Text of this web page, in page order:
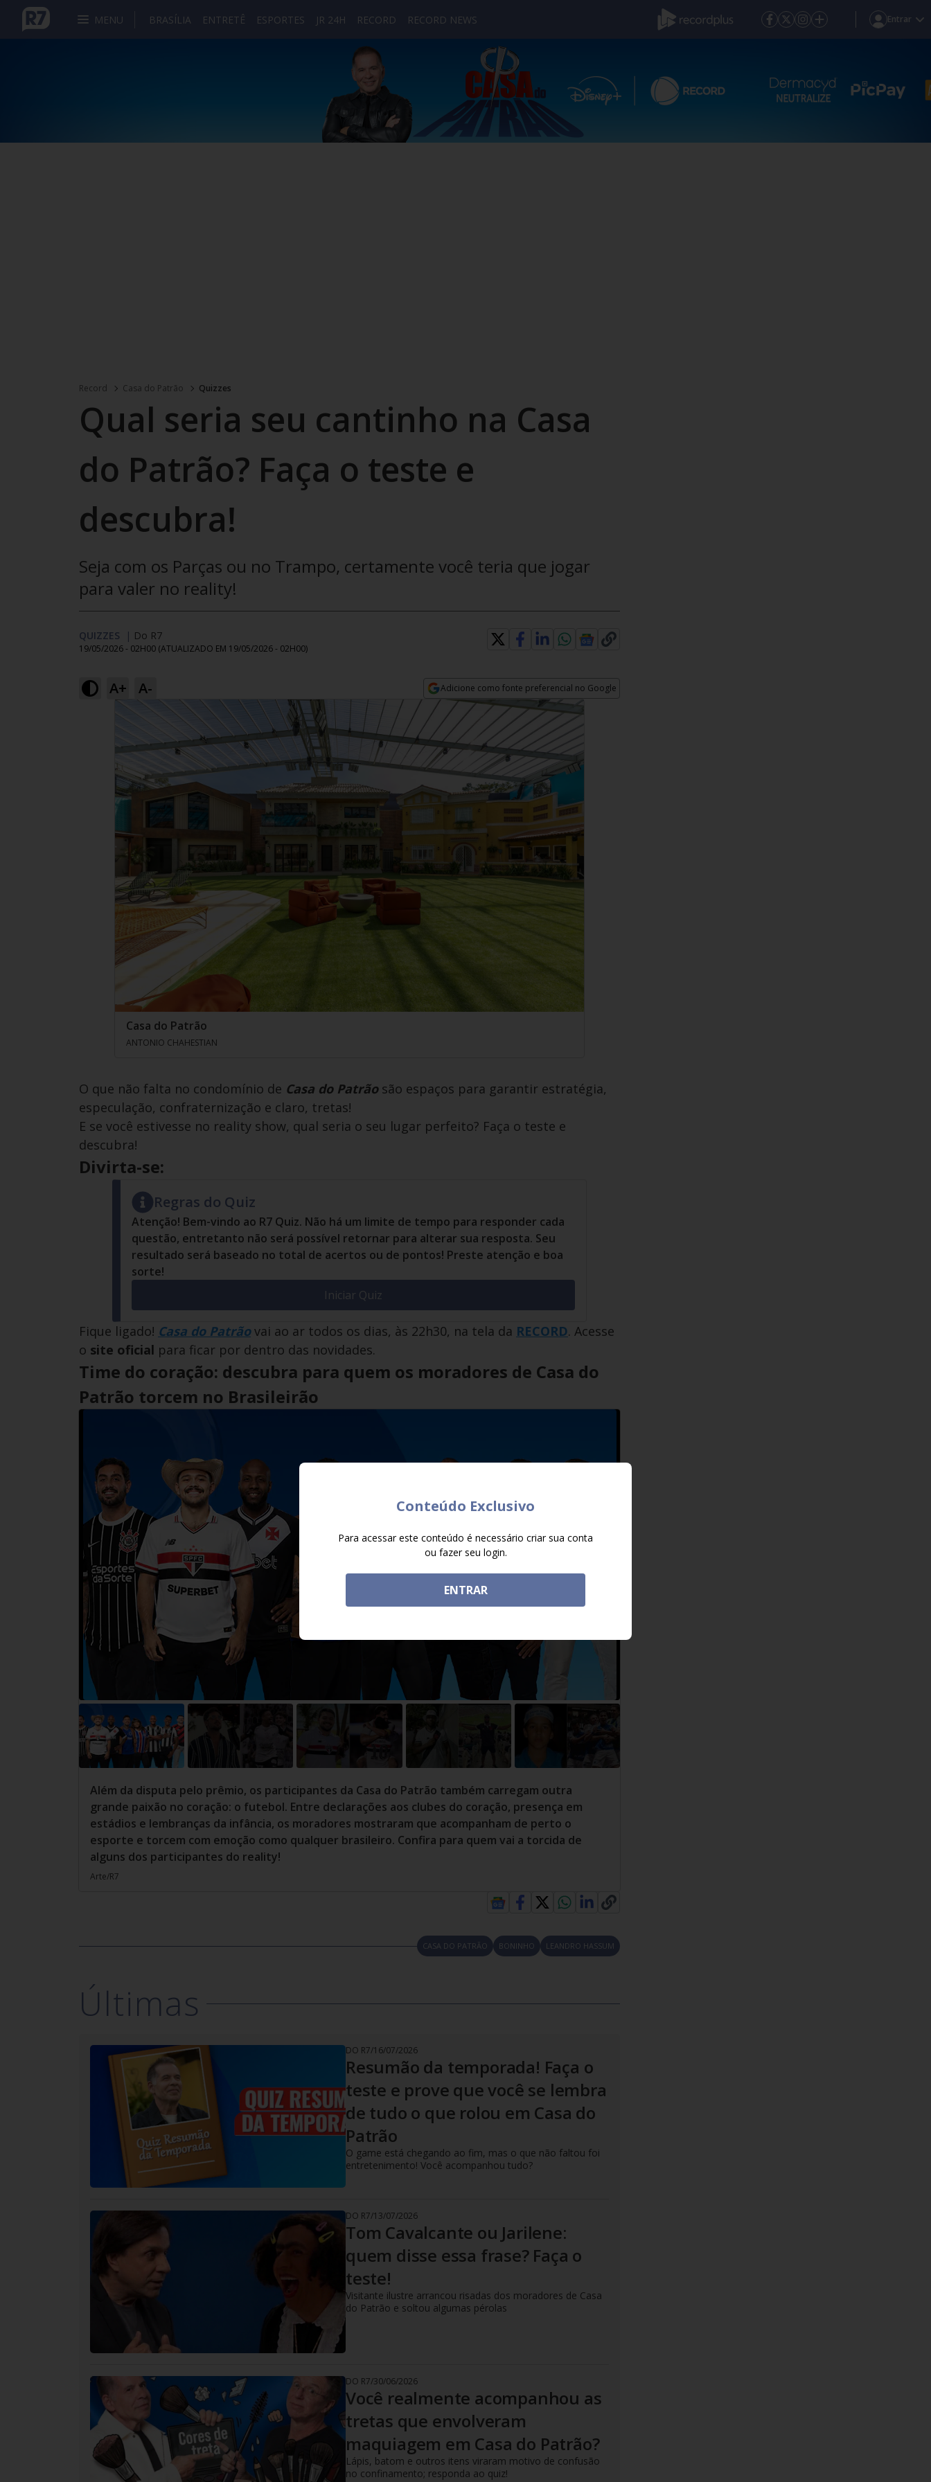
MENU BRASÍLIA ENTRETÊ ESPORTES JR 24H RECORD RECORD NEWS Entrar
Record Casa do Patrão Quizzes
Qual seria seu cantinho na Casa
do Patrão? Faça o teste e
descubra!
Seja com os Parças ou no Trampo, certamente você teria que jogar
para valer no reality!
QUIZZES | Do R7
19/05/2026 - 02H00 (ATUALIZADO EM 19/05/2026 - 02H00)
A+ A- Adicione como fonte preferencial no Google
Opens in new window
Casa do Patrão
ANTONIO CHAHESTIAN
O que não falta no condomínio de Casa do Patrãosão espaços para garantir estratégia,
especulação, confraternização e claro, tretas!
E se você estivesse no reality show, qual seria o seu lugar perfeito? Faça o teste e
descubra!
Divirta-se:
Regras do Quiz
Atenção! Bem-vindo ao R7 Quiz. Não há um limite de tempo para responder cada
questão, entretanto não será possível retornar para alterar sua resposta. Seu
resultado será baseado no total de acertos ou de pontos! Preste atenção e boa
sorte!
Iniciar Quiz
Fique ligado! Casa do Patrãovai ao ar todos os dias, às 22h30, na tela da RECORD. Acesse
o site oficial para ficar por dentro das novidades.
Time do coração: descubra para quem os moradores de Casa do
Patrão torcem no Brasileirão
Além da disputa pelo prêmio, os participantes da Casa do Patrão também carregam outra
grande paixão no coração: o futebol. Entre declarações aos clubes do coração, presença em
estádios e lembranças da infância, os moradores mostraram que acompanham de perto o
esporte e torcem com emoção como qualquer brasileiro. Confira para quem vai a torcida de
alguns dos participantes do reality!
Arte/R7
CASA DO PATRÃO BONINHO LEANDRO HASSUM
Últimas
DO R7/16/07/2026
Resumão da temporada! Faça o
teste e prove que você se lembra
de tudo o que rolou em Casa do
Patrão
O game está chegando ao fim, mas o que não faltou foi
entretenimento! Você acompanhou tudo?
DO R7/13/07/2026
Tom Cavalcante ou Jarilene:
quem disse essa frase? Faça o
teste!
Visitante ilustre arrancou risadas dos moradores de Casa
do Patrão e soltou algumas pérolas
DO R7/30/06/2026
Você realmente acompanhou as
tretas que envolveram
maquiagem em Casa do Patrão?
Lápis, batom e outros itens viraram motivo de confusão
no confinamento; responda ao quiz!
Conteúdo Exclusivo
Para acessar este conteúdo é necessário criar sua conta
ou fazer seu login.
ENTRAR